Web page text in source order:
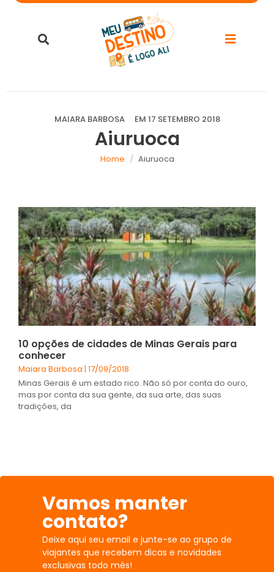
MAIARA BARBOSA EM 17 SETEMBRO 2018
Aiuruoca
Home Aiuruoca
10 opções de cidades de Minas Gerais para
conhecer
Maiara Barbosa 17/09/2018
Minas Gerais é um estado rico. Não só por conta do ouro,
mas por conta da sua gente, da sua arte, das suas
tradições, da
Vamos manter
contato?
Deixe aqui seu email e junte-se ao grupo de
viajantes que recebem dicas e novidades
exclusivas todo mês!